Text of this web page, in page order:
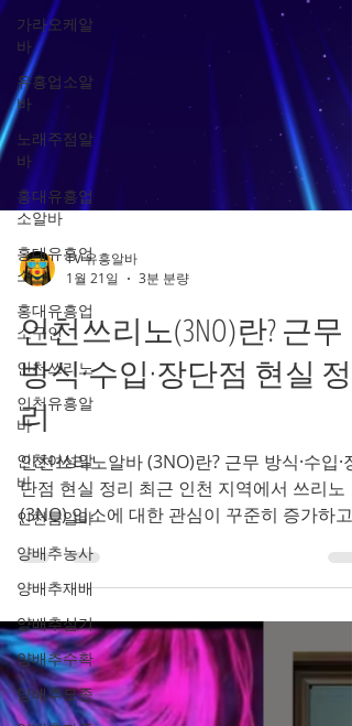
가라오케알
바
유흥업소알
바
노래주점알
바
홍대유흥업
소알바
홍대유흥업
소
홍대유흥업
소구인
인천쓰리노
인천유흥알
바
인천여성알
바
인천룸알바
양배추농사
양배추재배
양배추심기
양배추수확
양배추모종
TV 유흥알바
1월 21일
3분 분량
인천쓰리노(3NO)란? 근무
방식·수입·장단점 현실 정
리
인천쓰리노알바 (3NO)란? 근무 방식·수입·장
단점 현실 정리 최근 인천 지역에서 쓰리노
(3NO) 업소에 대한 관심이 꾸준히 증가하고
있습니다. 특히 “부담 없는 업소 알바”, “인천
쓰리노 선이 명확한 업종”을 찾는 분들이 인
쓰리노를 많이 검색하고 있는데요. 이번 글에
서는 인천 쓰리노의 의미부터 근무 방식, 수
구조, 장단점, 어떤 사람에게 맞는지까지 현